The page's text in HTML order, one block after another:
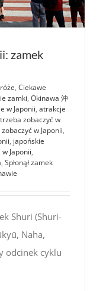
zamek
, Ciekawe
zamki, Okinawa 沖
w Japonii, atrakcje
zobaczyć w
zobaczyć w Japonii,
, japońskie
Japonii,
, Spłonął zamek
Shuri (Shuri-
Naha,
odcinek cyklu